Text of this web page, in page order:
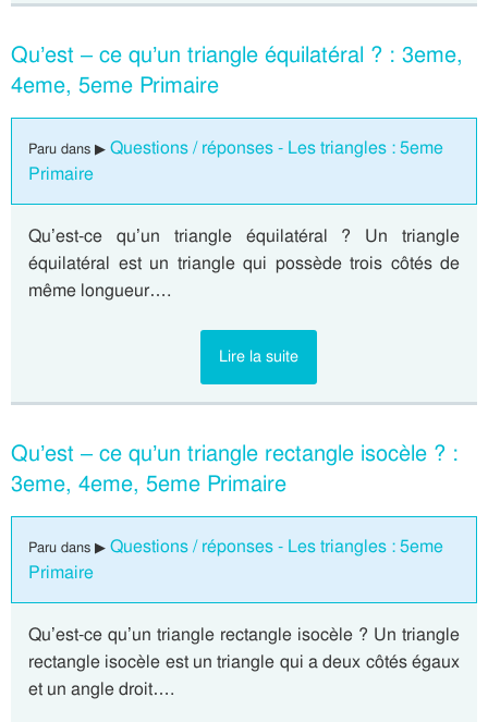
Qu’est – ce qu’un triangle équilatéral ? : 3eme,
4eme, 5eme Primaire
Paru dans ▶ Questions / réponses - Les triangles : 5eme
Primaire
Qu’est-ce qu’un triangle équilatéral ? Un triangle
équilatéral est un triangle qui possède trois côtés de
même longueur….
Lire la suite
Qu’est – ce qu’un triangle rectangle isocèle ? :
3eme, 4eme, 5eme Primaire
Paru dans ▶ Questions / réponses - Les triangles : 5eme
Primaire
Qu’est-ce qu’un triangle rectangle isocèle ? Un triangle
rectangle isocèle est un triangle qui a deux côtés égaux
et un angle droit….